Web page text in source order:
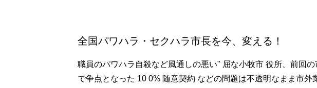
全国パワハラ・セクハラ市長を今、変える！
職員のパワハラ自殺など風通しの悪い" 屈な小牧市 役所、前回の
で争点となった 10 0% 随意契約 などの問題は不透明なまま市外